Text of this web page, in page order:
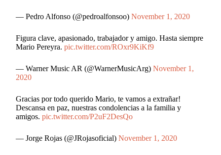
— Pedro Alfonso (@pedroalfonsoo)November 1, 2020
Figura clave, apasionado, trabajador y amigo. Hasta siempre
Mario Pereyra.pic.twitter.com/ROxr9KiKf9
— Warner Music AR (@WarnerMusicArg)November 1,
2020
Gracias por todo querido Mario, te vamos a extrañar!
Descansa en paz, nuestras condolencias a la familia y
amigos.pic.twitter.com/P2uF2DesQo
— Jorge Rojas (@JRojasoficial)November 1, 2020